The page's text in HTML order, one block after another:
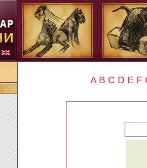
A B C D E F